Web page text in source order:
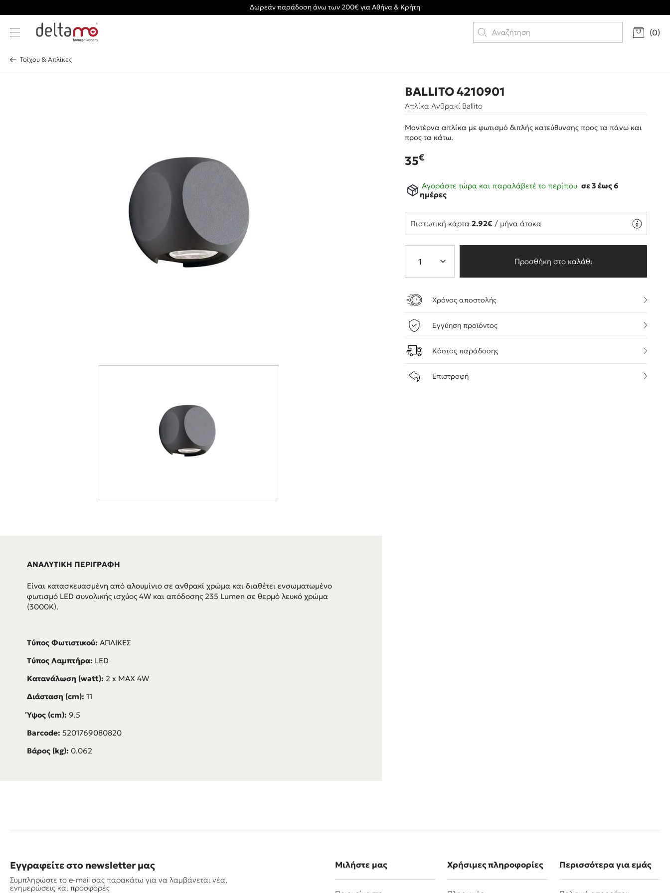
Δωρεάν παράδοση άνω των 200€ για Αθήνα & Κρήτη
(0)
Τοίχου & Απλίκες
ΑΝΑΛΥΤΙΚΗ ΠΕΡΙΓΡΑΦΗ
Είναι κατασκευασμένη από αλουμίνιο σε ανθρακί χρώμα και διαθέτει ενσωματωμένο
φωτισμό LED συνολικής ισχύος 4W και απόδοσης 235 Lumen σε θερμό λευκό χρώμα
(3000K).
Τύπος Φωτιστικού: ΑΠΛΙΚΕΣ
Τύπος Λαμπτήρα: LED
Κατανάλωση (watt): 2 x MAX 4W
Διάσταση (cm): 11
Ύψος (cm): 9.5
Barcode: 5201769080820
Βάρος (kg): 0.062
BALLITO 4210901
Απλίκα Ανθρακί Ballito
Μοντέρνα απλίκα με φωτισμό διπλής κατεύθυνσης προς τα πάνω και
προς τα κάτω.
35€
Αγοράστε τώρα και παραλάβετέ το περίπου σε 3 έως 6
ημέρες
Πιστωτική κάρτα2.92€ / μήνα άτοκα
Προσθήκη στο καλάθι
Χρόνος αποστολής
Εγγύηση προϊόντος
Κόστος παράδοσης
Επιστροφή
Εγγραφείτε στο newsletter μας
Συμπληρώστε το e-mail σας παρακάτω για να λαμβάνεται νέα,
ενημερώσεις και προσφορές
Μιλήστε μας Χρήσιμες πληροφορίες Περισσότερα για εμάς